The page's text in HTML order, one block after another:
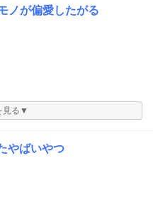
ノが偏愛したがる
見る▼
やばいやつ